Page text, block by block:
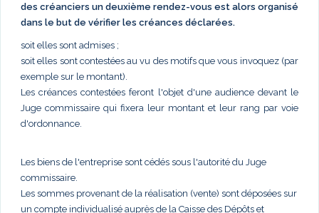
des créanciers un deuxième rendez-vous est alors organisé
dans le but de vérifier les créances déclarées.
soit elles sont admises ;
soit elles sont contestées au vu des motifs que vous invoquez (par
exemple sur le montant).
Les créances contestées feront l'objet d'une audience devant le
Juge commissaire qui fixera leur montant et leur rang par voie
d'ordonnance.
Les biens de l'entreprise sont cédés sous l'autorité du Juge
commissaire.
Les sommes provenant de la réalisation (vente) sont déposées sur
un compte individualisé auprès de la Caisse des Dépôts et